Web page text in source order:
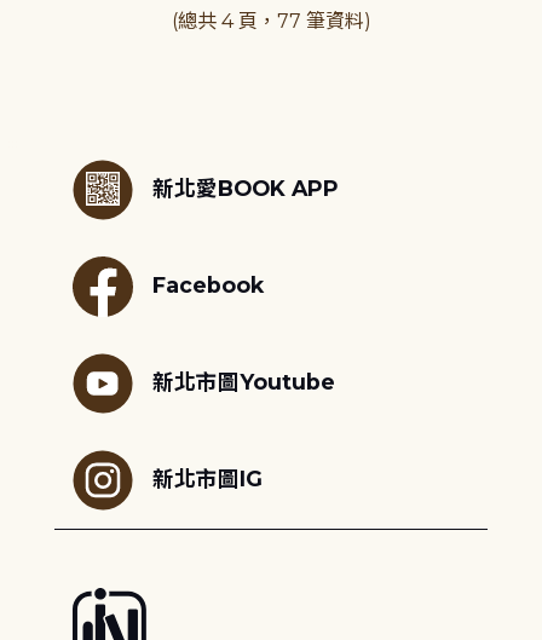
(總共 4 頁，77 筆資料)
新北愛BOOK APP
Facebook
新北市圖Youtube
新北市圖IG